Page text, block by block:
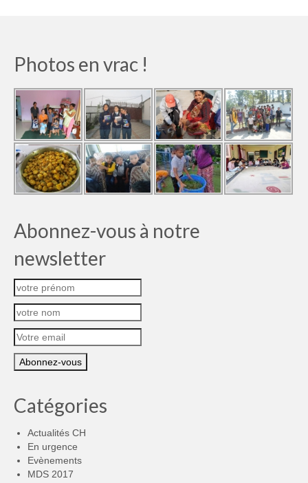
Photos en vrac !
Abonnez-vous à notre
newsletter
Catégories
Actualités CH
En urgence
Evènements
MDS 2017